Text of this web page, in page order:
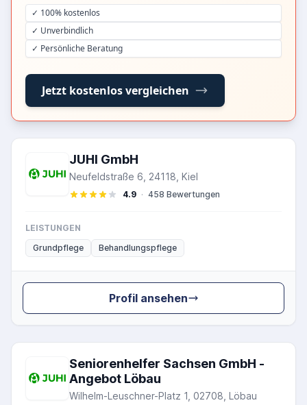
✓ 100% kostenlos
✓ Unverbindlich
✓ Persönliche Beratung
Jetzt kostenlos vergleichen
JUHI GmbH
Neufeldstraße 6, 24118, Kiel
4.9 · 458 Bewertungen
LEISTUNGEN
Grundpflege
Behandlungspflege
Profil ansehen
Seniorenhelfer Sachsen GmbH -
Angebot Löbau
Wilhelm-Leuschner-Platz 1, 02708, Löbau